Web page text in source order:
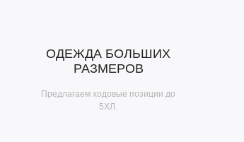
ОДЕЖДА БОЛЬШИХ
РАЗМЕРОВ
Предлагаем ходовые позиции до
5ХЛ.